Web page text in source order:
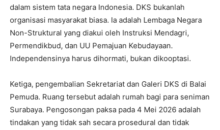
dalam sistem tata negara Indonesia. DKS bukanlah
organisasi masyarakat biasa. Ia adalah Lembaga Negara
Non-Struktural yang diakui oleh Instruksi Mendagri,
Permendikbud, dan UU Pemajuan Kebudayaan.
Independensinya harus dihormati, bukan dikooptasi.
Ketiga, pengembalian Sekretariat dan Galeri DKS di Balai
Pemuda. Ruang tersebut adalah rumah bagi para seniman
Surabaya. Pengosongan paksa pada 4 Mei 2026 adalah
tindakan yang tidak sah secara prosedural dan tidak